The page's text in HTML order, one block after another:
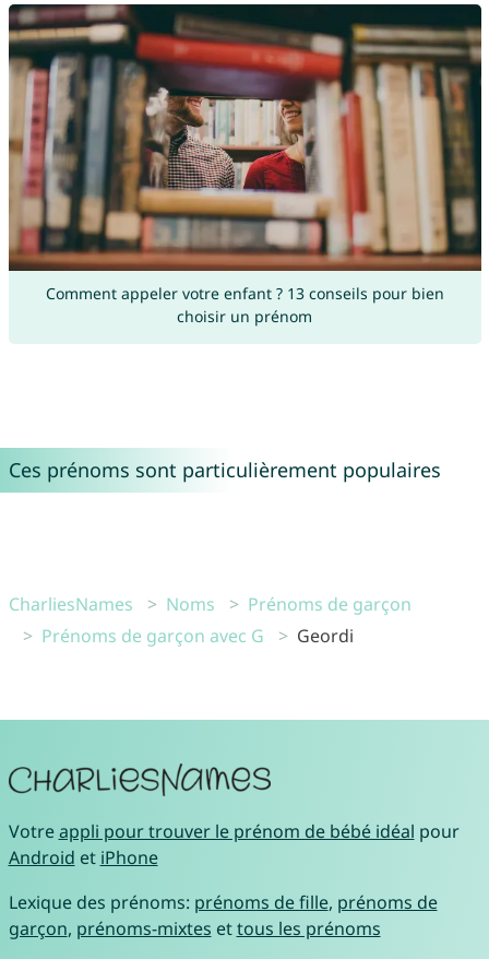
Comment appeler votre enfant ? 13 conseils pour bien
choisir un prénom
Ces prénoms sont particulièrement populaires
CharliesNames Noms
Prénoms de garçon
Prénoms de garçon avec G
Geordi
Votreappli pour trouver le prénom de bébé idéal pour
Android et iPhone
Lexique des prénoms: prénoms de fille, prénoms de
garçon, prénoms-mixtes ettous les prénoms